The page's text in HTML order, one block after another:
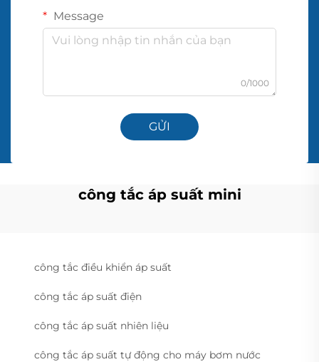
Message
0/1000
GỬI
công tắc áp suất mini
công tắc điều khiển áp suất
công tắc áp suất điện
công tắc áp suất nhiên liệu
công tắc áp suất tự động cho máy bơm nước